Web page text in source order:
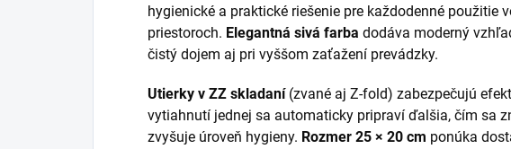
hygienické a praktické riešenie pre každodenné použitie
priestoroch. Elegantná sivá farba dodáva moderný
čistý dojem aj pri vyššom zaťažení prevádzky.
Utierky v ZZ skladaní(zvané aj Z-fold) zabezpečujú
vytiahnutí jednej sa automaticky pripraví ďalšia, čím sa
zvyšuje úroveň hygieny. Rozmer 25 × 20 cm ponúka